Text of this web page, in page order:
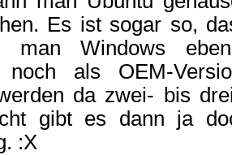
Es ist sogar so,
man Windows
noch als OEM-
da zwei- bis
gibt es dann ja
:X